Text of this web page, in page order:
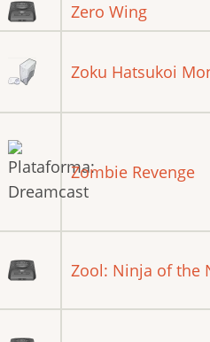
Zero Wing
Zoku Hatsukoi
Zombie Revenge
Zool: Ninja of the